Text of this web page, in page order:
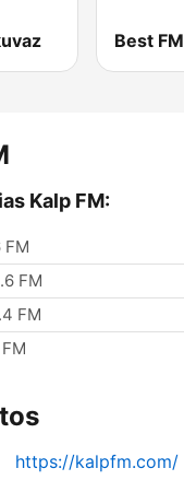
Best FM
Kalp FM:
FM
FM
FM
https://kalpfm.com/